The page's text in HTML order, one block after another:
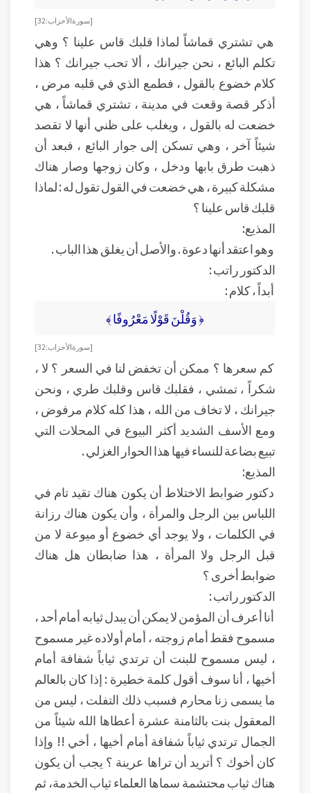
[ سورة الأحزاب: 32 ]
هي تشتري قماشاً لماذا قلبك قاس علينا ؟ وهي
تكلم البائع ، نحن جيرانك ، ألا تحب جيرانك ؟ هذا
كلام خضوع بالقول ، فطمع الذي في قلبه مرض ،
أذكر قصة وقعت في مدينة ، تشتري قماشاً ، هي
خضعت له بالقول ، ويغلب على ظني أنها لا تقصد
شيئاً آخر ، وهي تسكن إلى جوار البائع ، فبعد أن
ذهبت طرق بابها ودخل ، وكان زوجها وصار هناك
مشكلة كبيرة ، هي خضعت في القول تقول له : لماذا
قلبك قاس علينا ؟
المذيع:
وهو اعتقد أنها دعوة . والأصل أن يغلق هذا الباب .
الدكتور راتب :
أبداً ، كلام :
﴿ وَقُلْنَ قَوْلًا مَعْرُوفًا ﴾
[ سورة الأحزاب: 32 ]
كم سعرها ؟ ممكن أن تخفض لنا في السعر ؟ لا ،
شكراً ، تمشي ، فقلبك قاس وقلبك طري ، ونحن
جيرانك ، لا تخاف من الله ، هذا كله كلام مرفوض ،
ومع الأسف الشديد أكثر البيوع في المحلات التي
تبيع بضاعة للنساء فيها هذا الحوار الغزلي .
المذيع:
دكتور ضوابط الاختلاط أن يكون هناك تقيد تام في
اللباس بين الرجل والمرأة ، وأن يكون هناك رزانة
في الكلمات ، ولا يوجد أي خضوع أو ميوعة لا من
قبل الرجل ولا المرأة ، هذا ضابطان هل هناك
ضوابط أخرى ؟
الدكتور راتب :
أنا أعرف أن المؤمن لا يمكن أن يبدل ثيابه أمام أحد ،
مسموح فقط أمام زوجته ، أمام أولاده غير مسموح
، ليس مسموح للبنت أن ترتدي ثياباً شفافة أمام
أخيها ، أنا سوف أقول كلمة خطيرة : إذا كان بالعالم
ما يسمى زنا محارم فسبب ذلك التفلت ، ليس من
المعقول بنت بالثامنة عشرة أعطاها الله شيئاً من
الجمال ترتدي ثياباً شفافة أمام أخيها ، أخي !! وإذا
كان أخوك ؟ أتريد أن تراها عرينة ؟ يجب أن يكون
هناك ثياب محتشمة سماها العلماء ثياب الخدمة، ثم